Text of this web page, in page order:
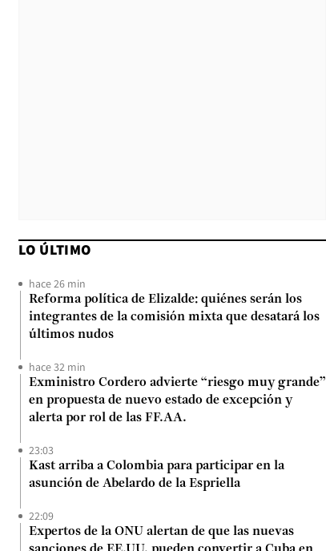
LO ÚLTIMO
hace 26 min
Reforma política de Elizalde: quiénes serán los
integrantes de la comisión mixta que desatará los
últimos nudos
hace 32 min
Exministro Cordero advierte “riesgo muy grande”
en propuesta de nuevo estado de excepción y
alerta por rol de las FF.AA.
23:03
Kast arriba a Colombia para participar en la
asunción de Abelardo de la Espriella
22:09
Expertos de la ONU alertan de que las nuevas